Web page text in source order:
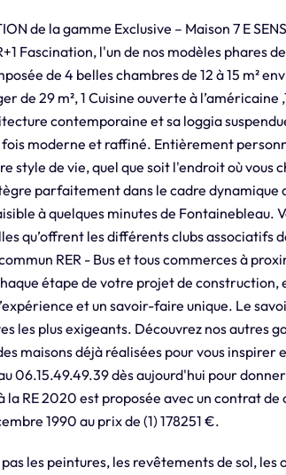
de la gamme Exclusive – Maison 7 E
Fascination, l'un de nos modèles phares
de 4 belles chambres de 12 à 15 m²
de 29 m², 1 Cuisine ouverte à
contemporaine et sa loggia
moderne et raffiné. Entièrement
style de vie, quel que soit l'endroit où vous
parfaitement dans le cadre dynamique
à quelques minutes de Fontainebleau.
qu’offrent les différents clubs associatifs
RER - Bus et tous commerces à
étape de votre projet de construction,
et un savoir-faire unique. Le
les plus exigeants. Découvrez nos autres
maisons déjà réalisées pour vous inspirer
06.15.49.49.39 dès aujourd'hui pour
RE 2020 est proposée avec un contrat
1990 au prix de (1) 178251 €.
les peintures, les revêtements de sol, les